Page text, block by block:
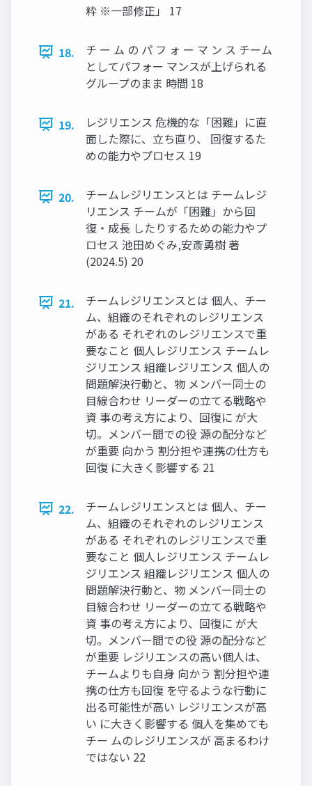
粋 ※一部修正」 17
18.
チ ー ム の パ フ ォ ー マ ン ス チーム
としてパフォー マンスが上げられる
グループのまま 時間 18
19.
レジリエンス 危機的な「困難」に直
面した際に、立ち直り、 回復するた
めの能力やプロセス 19
20.
チームレジリエンスとは チームレジ
リエンス チームが「困難」から回
復・成長 したりするための能力やプ
ロセス 池田めぐみ,安斎勇樹 著
(2024.5) 20
21.
チームレジリエンスとは 個人、チー
ム、組織のそれぞれのレジリエンス
がある それぞれのレジリエンスで重
要なこと 個人レジリエンス チームレ
ジリエンス 組織レジリエンス 個人の
問題解決行動と、物 メンバー同士の
目線合わせ リーダーの立てる戦略や
資 事の考え方により、回復に が大
切。メンバー間での役 源の配分など
が重要 向かう 割分担や連携の仕方も
回復 に大きく影響する 21
22.
チームレジリエンスとは 個人、チー
ム、組織のそれぞれのレジリエンス
がある それぞれのレジリエンスで重
要なこと 個人レジリエンス チームレ
ジリエンス 組織レジリエンス 個人の
問題解決行動と、物 メンバー同士の
目線合わせ リーダーの立てる戦略や
資 事の考え方により、回復に が大
切。メンバー間での役 源の配分など
が重要 レジリエンスの高い個人は、
チームよりも自身 向かう 割分担や連
携の仕方も回復 を守るような行動に
出る可能性が高い レジリエンスが高
い に大きく影響する 個人を集めても
チー ムのレジリエンスが 高まるわけ
ではない 22